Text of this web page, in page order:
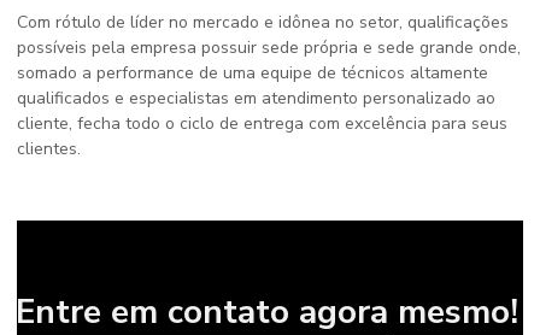
Com rótulo de líder no mercado e idônea no setor, qualificações
possíveis pela empresa possuir sede própria e sede grande onde,
somado a performance de uma equipe de técnicos altamente
qualificados e especialistas em atendimento personalizado ao
cliente, fecha todo o ciclo de entrega com excelência para seus
clientes.
Entre em contato agora mesmo!